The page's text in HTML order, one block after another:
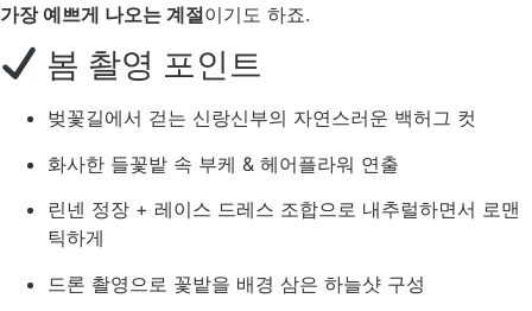
가장 예쁘게 나오는 계절이기도 하죠.
봄 촬영 포인트
벚꽃길에서 걷는 신랑신부의 자연스러운 백허그 컷
화사한 들꽃밭 속 부케 & 헤어플라워 연출
린넨 정장 + 레이스 드레스 조합으로 내추럴하면서 로맨
틱하게
드론 촬영으로 꽃밭을 배경 삼은 하늘샷 구성